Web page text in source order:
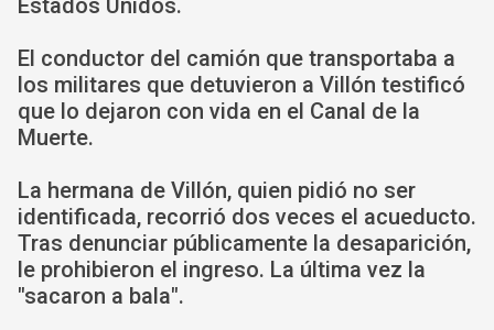
Estados Unidos.
El conductor del camión que transportaba a
los militares que detuvieron a Villón testificó
que lo dejaron con vida en el Canal de la
Muerte.
La hermana de Villón, quien pidió no ser
identificada, recorrió dos veces el acueducto.
Tras denunciar públicamente la desaparición,
le prohibieron el ingreso. La última vez la
"sacaron a bala".